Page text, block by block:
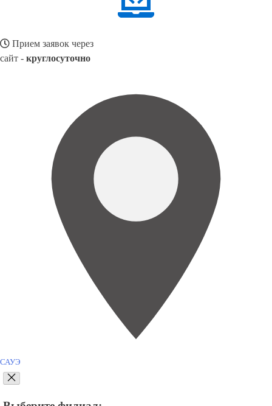
Прием заявок через
сайт - круглосуточно
САУЭ